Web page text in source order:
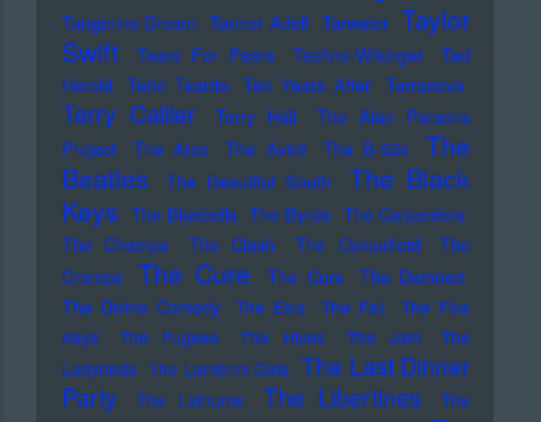
Tangerine Dream Tanner Adell Tarwater Taylor
Swift
Tears For Fears Techno-Wikinger
Ted
Herold
Teho Teardo Ten Years After Terranova
Terry Callier Terry Hall
The Alan Parsons
Project
The Arcs The Avicii The B-52s
The
Beatles
The Beautiful South
The Black
Keys The Bluebells The Byrds The Carpenters
The Champs
The Clash The Colourfield
The
Cramps
The Cure The Curs
The Damned
The Divine Comedy
The Eels The Fall
The Five
Keys
The Fugees The Hives The Jam
The
Ladybirds The Lambrini Girls The Last Dinner
Party
The Lathums The Libertines
The